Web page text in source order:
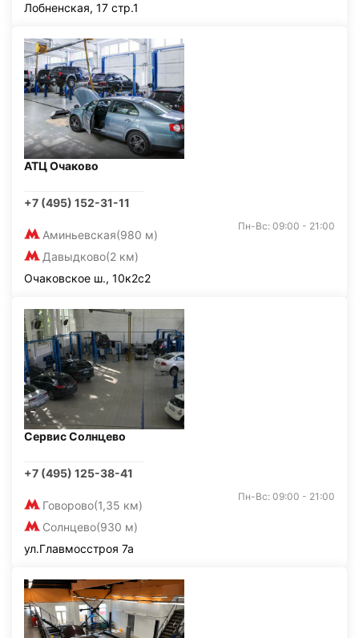
Лобненская, 17 стр.1
АТЦ Очаково
+7 (495) 152-31-11
Аминьевская(980 м)
Давыдково(2 км)
Пн-Вс: 09:00 - 21:00
Очаковское ш., 10к2с2
Сервис Солнцево
+7 (495) 125-38-41
Говорово(1,35 км)
Солнцево(930 м)
Пн-Вс: 09:00 - 21:00
ул.Главмосстроя 7а